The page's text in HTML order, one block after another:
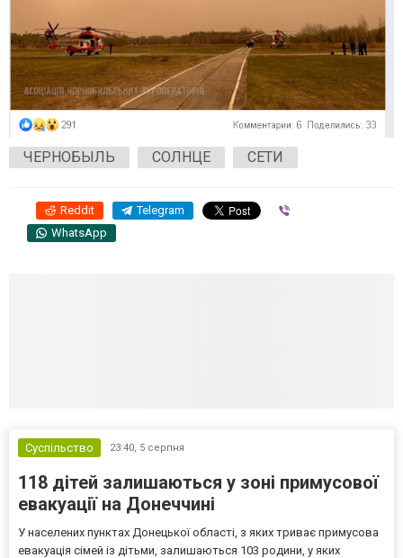
ЧЕРНОБЫЛЬ СОЛНЦЕ СЕТИ
Reddit Telegram
WhatsApp
Суспільство 23:40, 5 серпня
118 дітей залишаються у зоні примусової
евакуації на Донеччині
У населених пунктах Донецької області, з яких триває примусова
евакуація сімей із дітьми, залишаються 103 родини, у яких